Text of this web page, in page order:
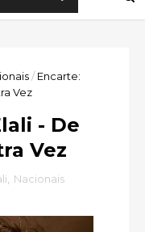
/ Encarte:
Vez
- De
Vez
Nacionais